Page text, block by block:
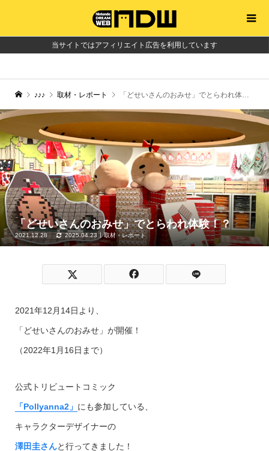
当サイトではアフィリエイト広告を利用しています
♪♪♪ 取材・レポート 「どせいさんのおみせ」でとらわれ体験！？
「どせいさんのおみせ」でとらわれ体験！？
2021.12.28 2025.04.23 取材・レポート
2021年12月14日より、
「どせいさんのおみせ」が開催！
（2022年1月16日まで）
公式トリビュートコミック
「Pollyanna2」 にも参加している、
キャラクターデザイナーの
澤田圭さんと行ってきました！